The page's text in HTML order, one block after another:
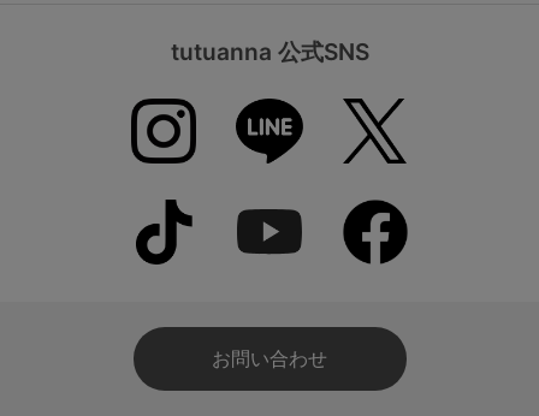
tutuanna 公式SNS
お問い合わせ